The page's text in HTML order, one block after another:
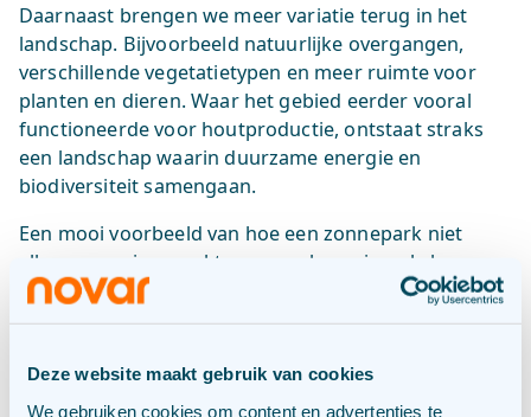
Deze website maakt gebruik van cookies
We gebruiken cookies om content en advertenties te
Daarnaast brengen we meer variatie terug in het
landschap. Bijvoorbeeld natuurlijke overgangen,
verschillende vegetatietypen en meer ruimte voor
planten en dieren. Waar het gebied eerder vooral
functioneerde voor houtproductie, ontstaat straks
een landschap waarin duurzame energie en
biodiversiteit samengaan.
Een mooi voorbeeld van hoe een zonnepark niet
alleen energie opwekt, maar ook een impuls kan
geven aan biodiversiteit.
Biodiversiteit meetbaar maken